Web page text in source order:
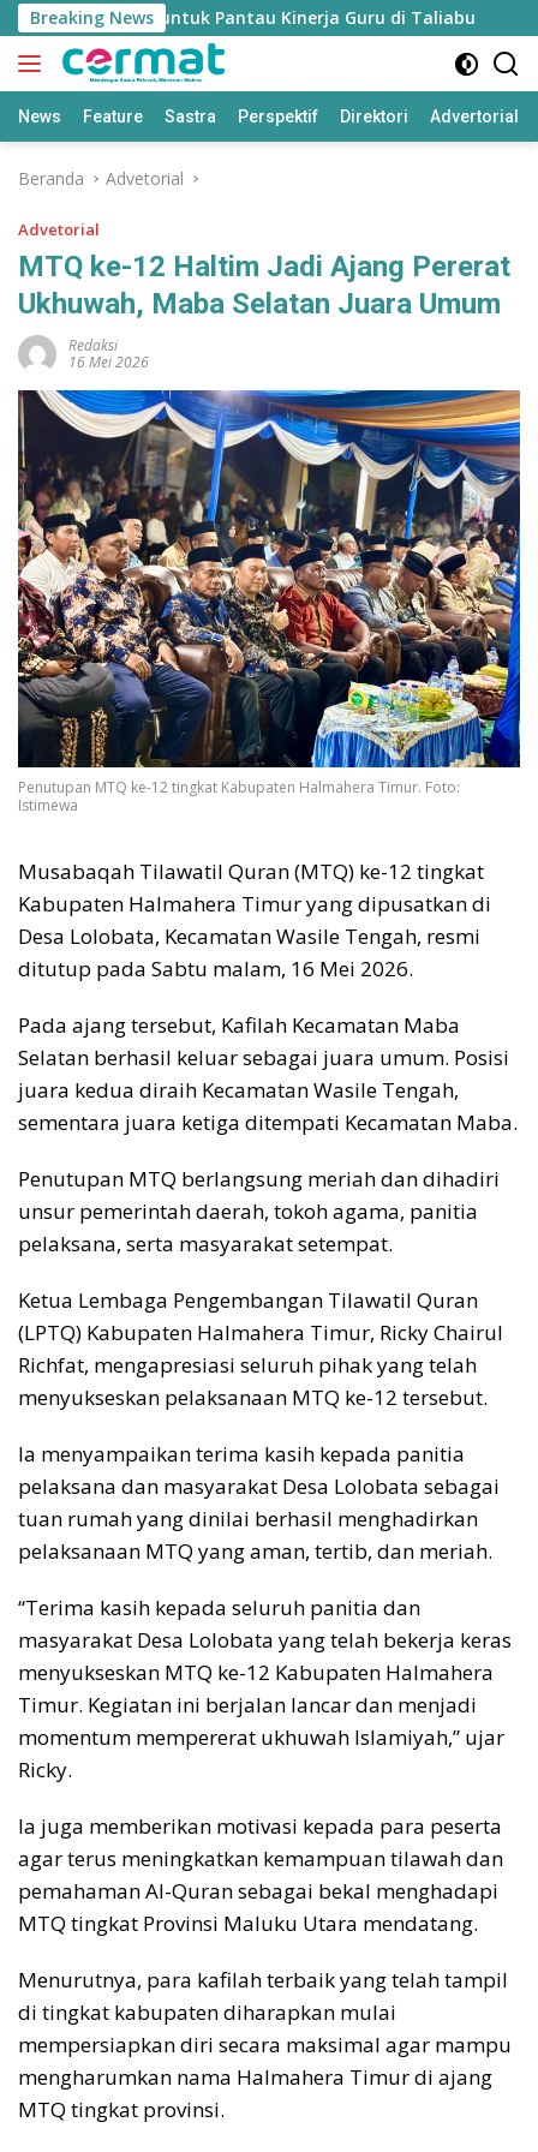
Langsung
ke
konten
Breaking News
Disiapkan untuk Pantau Kinerja Guru di Taliabu
News Feature Sastra Perspektif Direktori Advertorial
Beranda Advetorial
Advetorial
MTQ ke-12 Haltim Jadi Ajang Pererat
Ukhuwah, Maba Selatan Juara Umum
Redaksi
16 Mei 2026
Penutupan MTQ ke-12 tingkat Kabupaten Halmahera Timur. Foto:
Istimewa
Musabaqah Tilawatil Quran (MTQ) ke-12 tingkat
Kabupaten Halmahera Timur yang dipusatkan di
Desa Lolobata, Kecamatan Wasile Tengah, resmi
ditutup pada Sabtu malam, 16 Mei 2026.
Pada ajang tersebut, Kafilah Kecamatan Maba
Selatan berhasil keluar sebagai juara umum. Posisi
juara kedua diraih Kecamatan Wasile Tengah,
sementara juara ketiga ditempati Kecamatan Maba.
Penutupan MTQ berlangsung meriah dan dihadiri
unsur pemerintah daerah, tokoh agama, panitia
pelaksana, serta masyarakat setempat.
Ketua Lembaga Pengembangan Tilawatil Quran
(LPTQ) Kabupaten Halmahera Timur, Ricky Chairul
Richfat, mengapresiasi seluruh pihak yang telah
menyukseskan pelaksanaan MTQ ke-12 tersebut.
Ia menyampaikan terima kasih kepada panitia
pelaksana dan masyarakat Desa Lolobata sebagai
tuan rumah yang dinilai berhasil menghadirkan
pelaksanaan MTQ yang aman, tertib, dan meriah.
“Terima kasih kepada seluruh panitia dan
masyarakat Desa Lolobata yang telah bekerja keras
menyukseskan MTQ ke-12 Kabupaten Halmahera
Timur. Kegiatan ini berjalan lancar dan menjadi
momentum mempererat ukhuwah Islamiyah,” ujar
Ricky.
Ia juga memberikan motivasi kepada para peserta
agar terus meningkatkan kemampuan tilawah dan
pemahaman Al-Quran sebagai bekal menghadapi
MTQ tingkat Provinsi Maluku Utara mendatang.
Menurutnya, para kafilah terbaik yang telah tampil
di tingkat kabupaten diharapkan mulai
mempersiapkan diri secara maksimal agar mampu
mengharumkan nama Halmahera Timur di ajang
MTQ tingkat provinsi.